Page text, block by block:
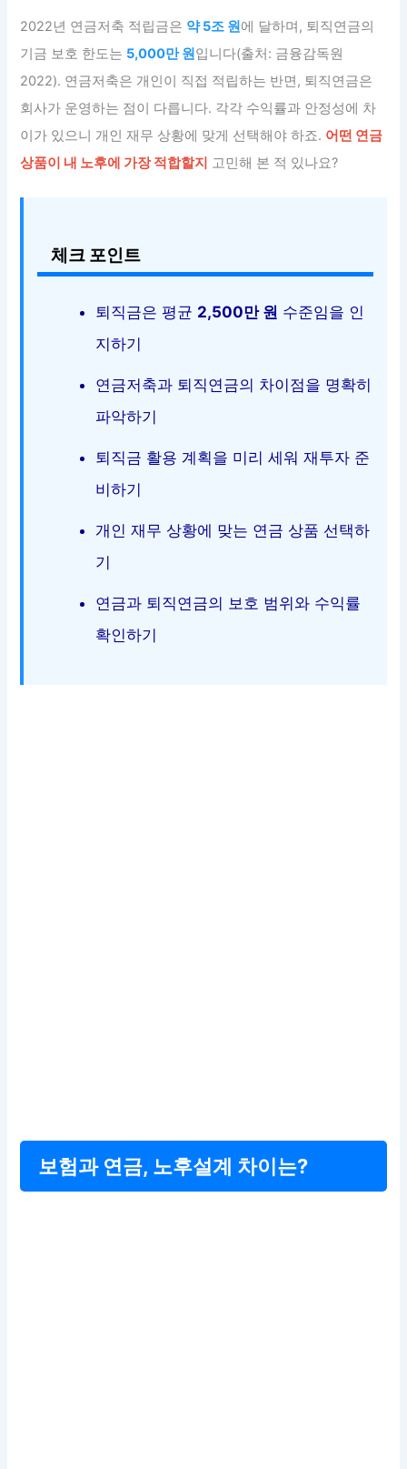
2022년 연금저축 적립금은 약 5조 원에 달하며, 퇴직연금의
기금 보호 한도는 5,000만 원입니다(출처: 금융감독원
2022). 연금저축은 개인이 직접 적립하는 반면, 퇴직연금은
회사가 운영하는 점이 다릅니다. 각각 수익률과 안정성에 차
이가 있으니 개인 재무 상황에 맞게 선택해야 하죠. 어떤 연금
상품이 내 노후에 가장 적합할지 고민해 본 적 있나요?
체크 포인트
퇴직금은 평균 2,500만 원 수준임을 인
지하기
연금저축과 퇴직연금의 차이점을 명확히
파악하기
퇴직금 활용 계획을 미리 세워 재투자 준
비하기
개인 재무 상황에 맞는 연금 상품 선택하
기
연금과 퇴직연금의 보호 범위와 수익률
확인하기
보험과 연금, 노후설계 차이는?